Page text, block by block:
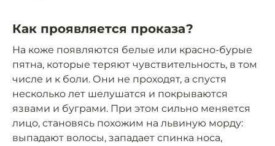
Как проявляется проказа?
На коже появляются белые или красно-бурые
пятна, которые теряют чувствительность, в том
числе и к боли. Они не проходят, а спустя
несколько лет шелушатся и покрываются
язвами и буграми. При этом сильно меняется
лицо, становясь похожим на львиную морду:
выпадают волосы, западает спинка носа,